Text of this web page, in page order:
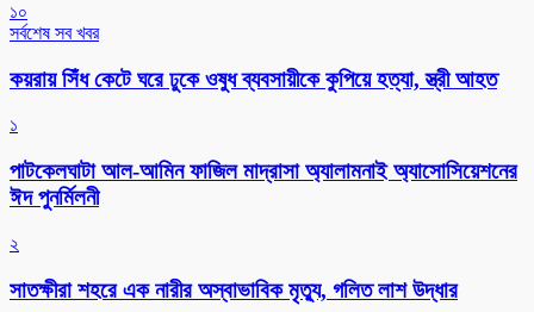
১০
সর্বশেষ সব খবর
কয়রায় সিঁধ কেটে ঘরে ঢুকে ওষুধ ব্যবসায়ীকে কুপিয়ে হত্যা, স্ত্রী আহত
১
পাটকেলঘাটা আল-আমিন ফাজিল মাদ্রাসা অ্যালামনাই অ্যাসোসিয়েশনের
ঈদ পুনর্মিলনী
২
সাতক্ষীরা শহরে এক নারীর অস্বাভাবিক মৃত্যু, গলিত লাশ উদ্ধার